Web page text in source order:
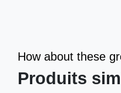
How about these
Produits